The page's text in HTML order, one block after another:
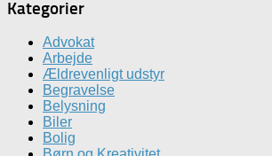
Kategorier
Advokat
Arbejde
Ældrevenligt udstyr
Begravelse
Belysning
Biler
Bolig